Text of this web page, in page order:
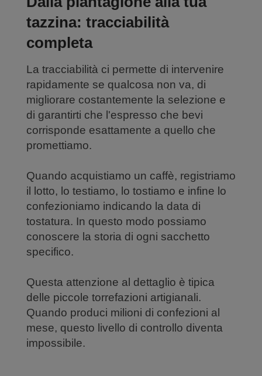
tazzina: tracciabilità
completa
La tracciabilità ci permette di intervenire
rapidamente se qualcosa non va, di
migliorare costantemente la selezione e
di garantirti che l'espresso che bevi
corrisponde esattamente a quello che
promettiamo.
Quando acquistiamo un caffè, registriamo
il lotto, lo testiamo, lo tostiamo e infine lo
confezioniamo indicando la data di
tostatura. In questo modo possiamo
conoscere la storia di ogni sacchetto
specifico.
Questa attenzione al dettaglio è tipica
delle piccole torrefazioni artigianali.
Quando produci milioni di confezioni al
mese, questo livello di controllo diventa
impossibile.